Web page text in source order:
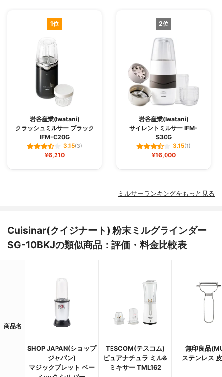
1位
岩谷産業(Iwatani)
クラッシュミルサー ブラック
IFM-C20G
3.15(3)
¥6,210
2位
岩谷産業(Iwatani)
サイレントミルサー IFM-
S30G
3.15(1)
¥16,000
ミルサーランキングをもっと見る
Cuisinar(クイジナート) 粉末ミルグラインダー
SG-10BKJの類似商品：評価・料金比較表
商品名
SHOP JAPAN(ショップ
ジャパン)
マジックブレット ベー
TESCOM(テスコム)
ピュアナチュラ ミル&
ミキサー TML162
無印良品
ステンレス